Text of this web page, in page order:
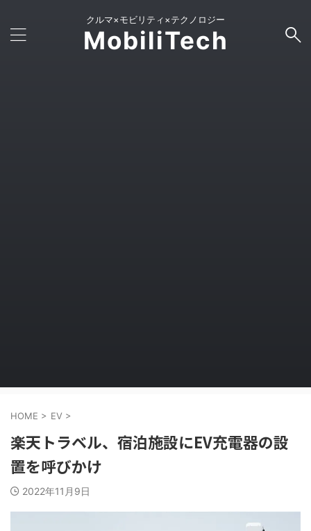
クルマ×モビリティ×テクノロジー
MobiliTech
HOME > EV >
楽天トラベル、宿泊施設にEV充電器の設
置を呼びかけ
2022年11月9日